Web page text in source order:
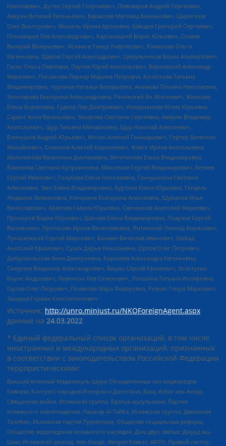
Николаевич, Дугин Сергей Георгиевич, Пивоваров Андрей Сергеевич,
Аверин Виталий Евгеньевич, Барахоев Магомед Бекханович, Шарипков
Олег Викторович, Мошель Ирина Ароновна, Шведов Григорий Сергеевич,
Пономарев Лев Александрович, Каргалицкий Борис Юльевич, Созаев
Валерий Валерьевич, Исламов Тимур Рифгатович, Романова Ольга
Евгеньевна, Щаров Сергей Алексадрович, Цирульников Борис Альбертович,
Гасан Ольга Павловна, Паутов Юрий Анатольевич, Верховский Александр
Маркович, Пислакова-Паркер Марина Петровна, Кочеткова Татьяна
Владимировна, Чуркина Наталья Валерьевна, Акимова Татьяна Николаевна,
Золотарева Екатерина Александровна, Рачинский Ян Збигневич, Жемкова
Елена Борисовна, Гудков Лев Дмитриевич, Илларионова Юлия Юрьевна,
Саранг Анна Васильевна, Захарова Светлана Сергеевна, Аверин Владимир
Анатольевич, Щур Татьяна Михайловна, Щур Николай Алексеевич,
Блинушов Андрей Юрьевич, Мосин Алексей Геннадьевич, Гефтер Валентин
Михайлович, Симонов Алексей Кириллович, Флиге Ирина Анатольевна,
Мельникова Валентина Дмитриевна, Вититинова Елена Владимировна,
Баженова Светлана Куприяновна, Максимов Сергей Владимирович, Беляев
Сергей Иванович, Голубева Елена Николаевна, Ганнушкина Светлана
Алексеевна, Закс Елена Владимировна, Буртина Елена Юрьевна, Гендель
Людмила Залмановна, Кокорина Екатерина Алексеевна, Шуманов Илья
Вячеславович, Арапова Галина Юрьевна, Свечников Анатолий Мариевич,
Прохоров Вадим Юрьевич, Шахова Елена Владимировна, Подузов Сергей
Васильевич, Протасова Ирина Вячеславовна, Литинский Леонид Борисович,
Лукашевский Сергей Маркович, Бахмин Вячеслав Иванович, Шабад
Анатолий Ефимович, Сухих Дарья Николаевна, Орлов Олег Петрович,
Добровольская Анна Дмитриевна, Королева Александра Евгеньевна,
Смирнов Владимир Александрович, Вицин Сергей Ефимович, Золотухин
Борис Андреевич, Левинсон Лев Семенович, Локшина Татьяна Иосифовна,
Орлов Олег Петрович, Полякова Мара Федоровна, Резник Генри Маркович,
Захаров Герман Константинович
Источник: http://unro.minjust.ru/NKOForeignAgent.aspx
данные на 24.03.2022
* Единый федеральный список организаций, в том числе
иностранных и международных организаций, признанных
в соответствии с законодательством Российской Федерации
террористическими:
Высший военный Маджлисуль Шура Объединенных сил моджахедов
Кавказа, Конгресс народов Ичкерии и Дагестана, База, Асбат аль-Ансар,
Священная война, Исламская группа, Братья-мусульмане, Партия
исламского освобождения, Лашкар-И-Тайба, Исламская группа, Движение
Талибан, Исламская партия Туркестана, Общество социальных реформ,
Общество возрождения исламского наследия, Дом двух святых, Джунд аш-
Шам, Исламский джихад, Аль-Каида, Имарат Кавказ, АБТО, Правый сектор,